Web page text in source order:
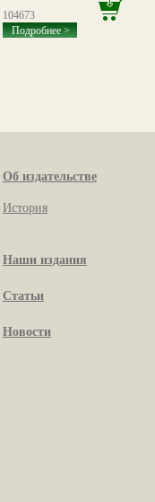
104673
Подробнее >
Об издательстве
История
Наши издания
Статьи
Новости